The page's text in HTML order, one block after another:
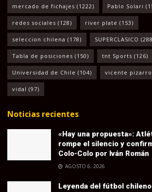
mercado de fichajes (1222) Pablo Solari
redes sociales (128) river plate (153)
seleccion chilena (178) SUPERCLASICO
Tabla de posiciones (150) tnt Sports (126)
Universidad de Chile (104) vicente pizarro
vidal (97)
Noticias recientes
«Hay una propuesta»:
rompe el silencio y
Colo-Colo por Iván Román
AGOSTO 6, 2026
Leyenda del fútbol